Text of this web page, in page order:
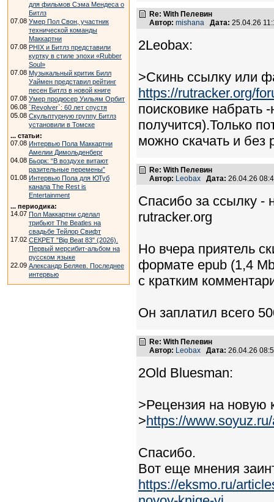
для фильмов Сэма Мендеса о
Битлз
07.08 Умер Пол Свон, участник
технической команды
Маккартни
07.08 PHIX и Битлз представили
куртку в стиле эпохи «Rubber
Soul»
07.08 Музыкальный критик Билл
Уаймен представил рейтинг
песен Битлз в новой книге
07.08 Умер продюсер Уильям Орбит
06.08 `Revolver`: 60 лет спустя
05.08 Скульптурную группу Битлз
установили в Томске
... статьи:
07.08 Интервью Пола Маккартни
Амелии Димольденберг
04.08 Бьорк: “В воздухе витают
разительные перемены”
01.08 Интервью Пола для ЮТуб
канала The Rest is
Entertainment
... периодика:
14.07 Пол Маккартни сделал
трибьют The Beatles на
свадьбе Тейлор Свифт
17.02 СЕКРЕТ "Big Beat 83" (2026).
Первый мерсибит-альбом на
русском языке
22.09 Александр Беляев. Последнее
интервью
Re: With Пелевин
Автор: mishana Дата: 25.04.26
2Leobax:
>Скинь ссылку или
https://rutracker.org/
поисковике набрать
получится).Только
можно скачать и без
Re: With Пелевин
Автор: Leobax Дата: 26.04.26
Спасибо за ссылку -
rutracker.org
Но вчера приятель
формате epub (1,4
с кратким
Он заплатил всего
Re: With Пелевин
Автор: Leobax Дата: 26.04.26
2Old Bluesman:
>Рецензия на новую
>https://
Спасибо.
Вот еще мнения
https://eksmo.ru/